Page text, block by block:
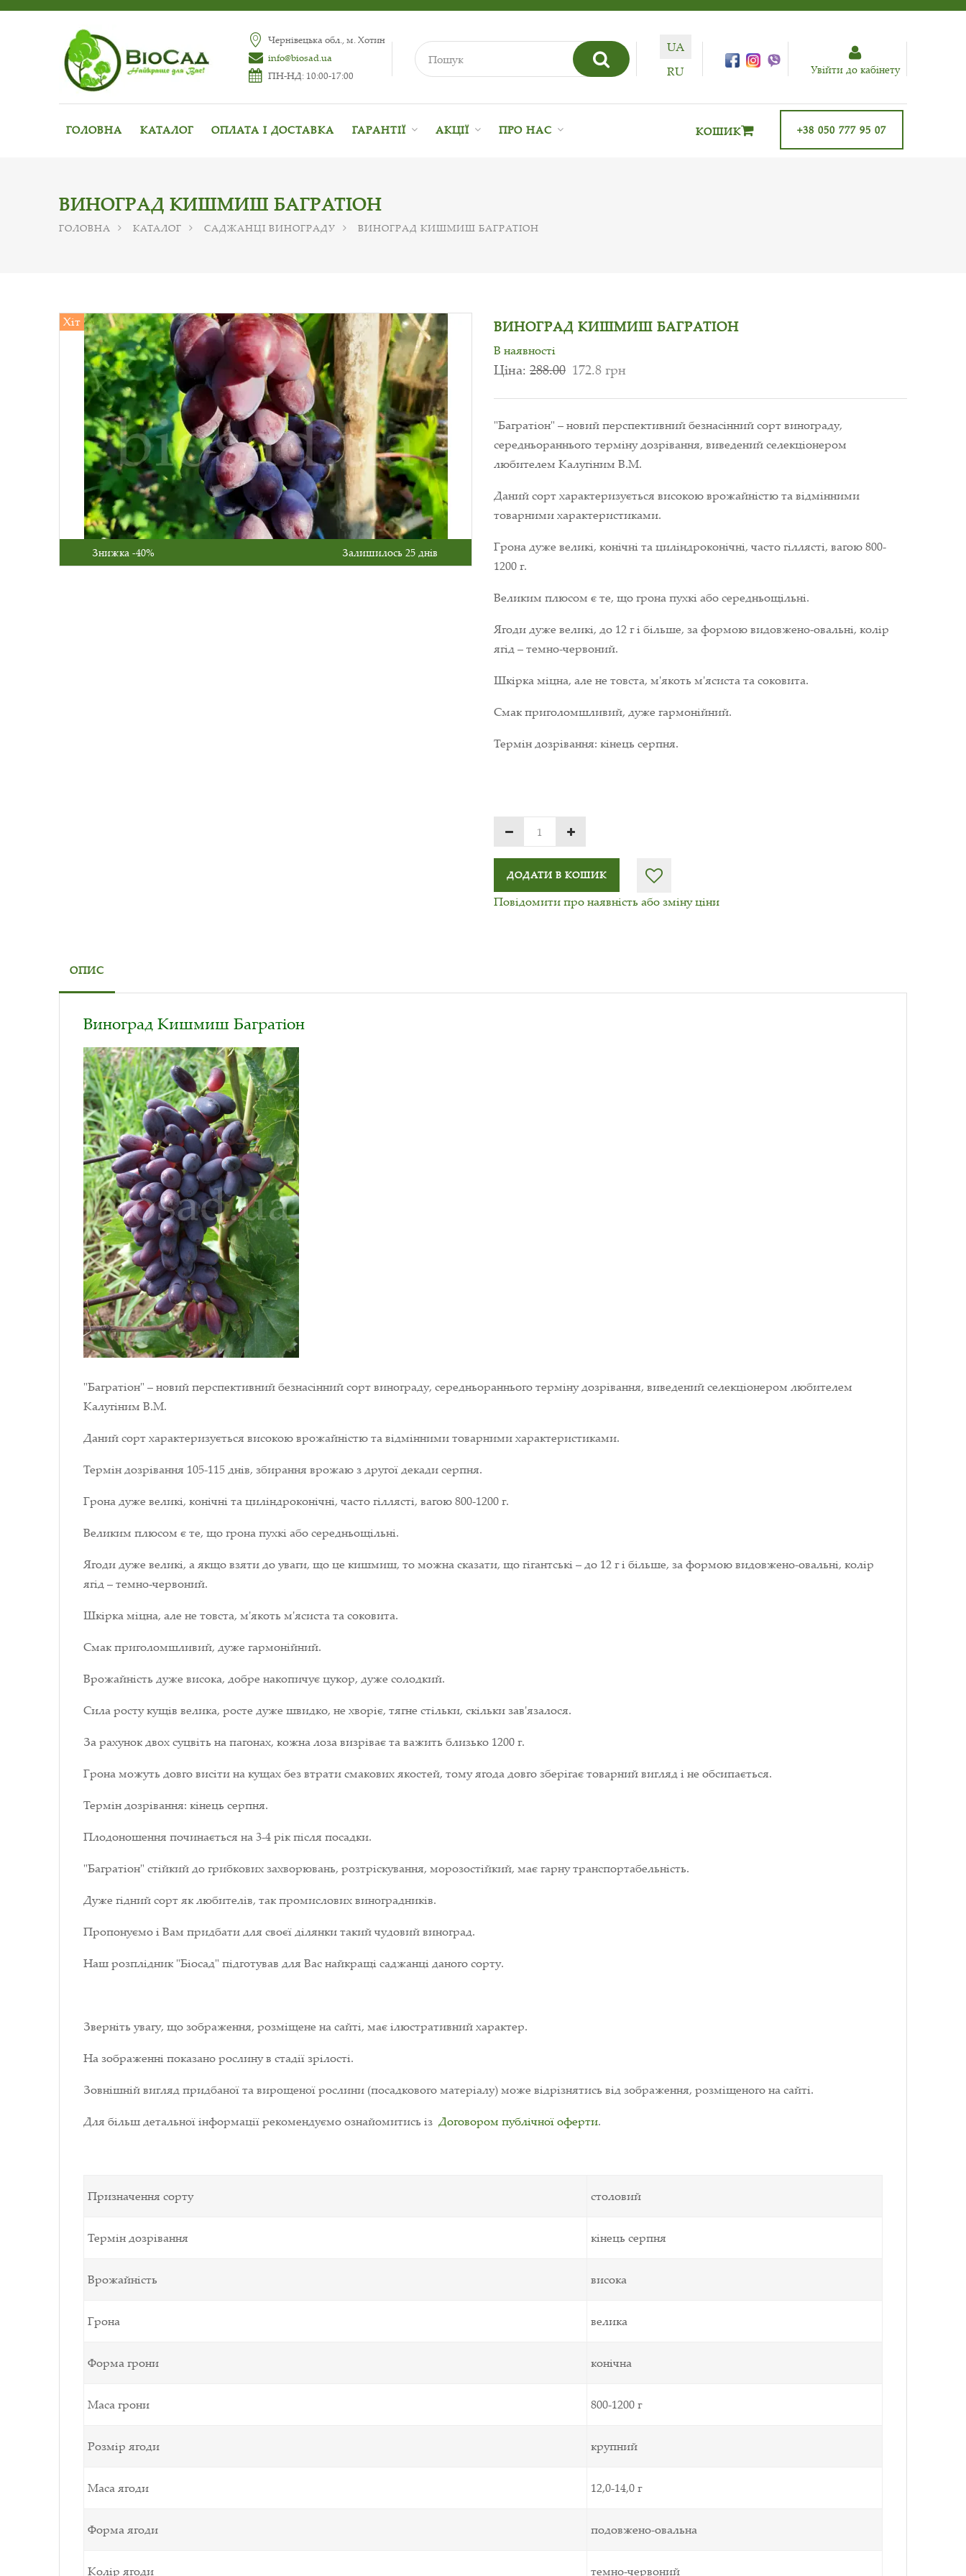
Чернівецька обл., м. Хотин
info@biosad.ua
ПН-НД: 10:00-17:00
UA
RU
Увiйти до кабiнету
ГОЛОВНА КАТАЛОГ ОПЛАТА І ДОСТАВКА ГАРАНТІЇ АКЦІЇ ПРО НАС +38 050 777 95 07
КОШИК
ВИНОГРАД КИШМИШ БАГРАТІОН
ГОЛОВНА КАТАЛОГ САДЖАНЦІ ВИНОГРАДУ ВИНОГРАД КИШМИШ БАГРАТІОН
Хіт
Знижка -40% Залишилось 25 днів
ВИНОГРАД КИШМИШ БАГРАТІОН
В наявності
Ціна: 288.00 172.8 грн
"Багратіон" – новий перспективний безнасінний сорт винограду,
середньораннього терміну дозрівання, виведений селекціонером
любителем Калугіним В.М.
Даний сорт характеризується високою врожайністю та відмінними
товарними характеристиками.
Грона дуже великі, конічні та циліндроконічні, часто гіллясті, вагою 800-
1200 г.
Великим плюсом є те, що грона пухкі або середньощільні.
Ягоди дуже великі, до 12 г і більше, за формою видовжено-овальні, колір
ягід – темно-червоний.
Шкірка міцна, але не товста, м'якоть м'ясиста та соковита.
Смак приголомшливий, дуже гармонійний.
Термін дозрівання: кінець серпня.
ДОДАТИ В КОШИК
Повідомити про наявність або зміну ціни
ОПИС
Виноград Кишмиш Багратіон
"Багратіон" – новий перспективний безнасінний сорт винограду, середньораннього терміну дозрівання, виведений селекціонером любителем
Калугіним В.М.
Даний сорт характеризується високою врожайністю та відмінними товарними характеристиками.
Термін дозрівання 105-115 днів, збирання врожаю з другої декади серпня.
Грона дуже великі, конічні та циліндроконічні, часто гіллясті, вагою 800-1200 г.
Великим плюсом є те, що грона пухкі або середньощільні.
Ягоди дуже великі, а якщо взяти до уваги, що це кишмиш, то можна сказати, що гігантські – до 12 г і більше, за формою видовжено-овальні, колір
ягід – темно-червоний.
Шкірка міцна, але не товста, м'якоть м'ясиста та соковита.
Смак приголомшливий, дуже гармонійний.
Врожайність дуже висока, добре накопичує цукор, дуже солодкий.
Сила росту кущів велика, росте дуже швидко, не хворіє, тягне стільки, скільки зав'язалося.
За рахунок двох суцвіть на пагонах, кожна лоза визріває та важить близько 1200 г.
Грона можуть довго висіти на кущах без втрати смакових якостей, тому ягода довго зберігає товарний вигляд і не обсипається.
Термін дозрівання: кінець серпня.
Плодоношення починається на 3-4 рік після посадки.
"Багратіон" стійкий до грибкових захворювань, розтріскування, морозостійкий, має гарну транспортабельність.
Дуже гідний сорт як любителів, так промислових виноградників.
Пропонуємо і Вам придбати для своєї ділянки такий чудовий виноград.
Наш розплідник "Біосад" підготував для Вас найкращі саджанці даного сорту.
Зверніть увагу, що зображення, розміщене на сайті, має ілюстративний характер.
На зображенні показано рослину в стадії зрілості.
Зовнішній вигляд придбаної та вирощеної рослини (посадкового матеріалу) може відрізнятись від зображення, розміщеного на сайті.
Для більш детальної інформації рекомендуємо ознайомитись із Договором публічної оферти.
Призначення сорту столовий
Термін дозрівання кінець серпня
Врожайність висока
Грона велика
Форма грони конічна
Маса грони 800-1200 г
Розмір ягоди крупний
Маса ягоди 12,0-14,0 г
Форма ягоди подовжено-овальна
Колір ягоди темно-червоний